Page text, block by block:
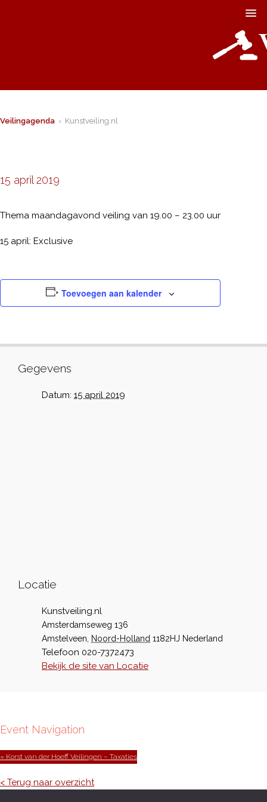
Veilingagenda › Kunstveiling.nl
15 april 2019
Thema maandagavond veiling van 19.00 – 23.00 uur
15 april: Exclusive
Toevoegen aan kalender
Gegevens
Datum: 15 april 2019
Locatie
Kunstveiling.nl
Amsterdamseweg 136
Amstelveen
Noord-Holland 1182HJ Nederland
Telefoon 020-7372473
Bekijk de site van Locatie
Event Navigation
« Korst van der Hoeff Veilingen – Taxaties
< Terug naar overzicht